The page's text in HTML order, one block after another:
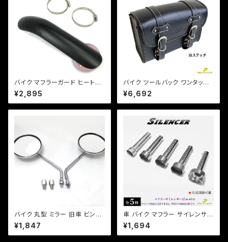
バイク マフラーガード ヒートガ
ード 湾曲タイプ 【ブラック】マフ
ラー 火傷防止 カスタム バンド
取り付けサイズ40〜65mm/a3
¥2,895
バイク ツールバック ワンタッチ
型 内ポケット付!(白ステッチ) (5
L)ブラック ツールバッグ 合皮【D
ream-Japanオリジナル】DS S
¥6,692
バイク 丸型 ミラー 旧車 ビンテ
ージ/バイク/原付 【メッキ】/原
付/変換ネジ付/スクーター/ZX/
ZR/PCX/RZ/アドレス
¥1,847
車 バイク マフラー サイレンサー
インナー バッフル 消音 長さ140
mm 直径【35 42 45 48 60m
m 】【即納可能】 音量調整 (検)
¥1,694